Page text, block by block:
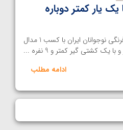
یک یار کمتر دوباره
خانه کشتی | تیم ملی کشتی فرنگی نوجوانان ایران با کسب 1 مدال
ادامه مطلب